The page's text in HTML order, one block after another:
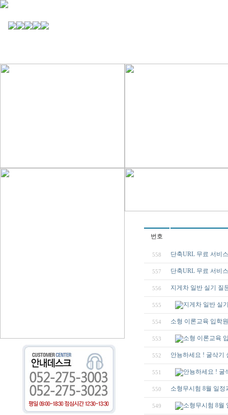
번호
558 단축URL 무료 서비
557 단축URL 무료 서비
556 지게차 일반 실기 질
555 지게차 일반 실
554 소형 이론교육 입학
553 소형 이론교육
552 안뇽하세요 ! 굴삭기
551 안뇽하세요 ! 굴
550 소형무시험 8월 일정
549 소형무시험 8월